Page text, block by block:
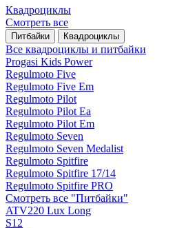
Квадроциклы
Смотреть все
Питбайки Квадроциклы
Все квадроциклы и питбайки
Progasi Kids Power
Regulmoto Five
Regulmoto Five Em
Regulmoto Pilot
Regulmoto Pilot Ea
Regulmoto Pilot Em
Regulmoto Seven
Regulmoto Seven Medalist
Regulmoto Spitfire
Regulmoto Spitfire 17/14
Regulmoto Spitfire PRO
Смотреть все "Питбайки"
ATV220 Lux Long
S12